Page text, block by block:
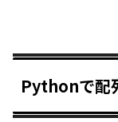
Pythonで配